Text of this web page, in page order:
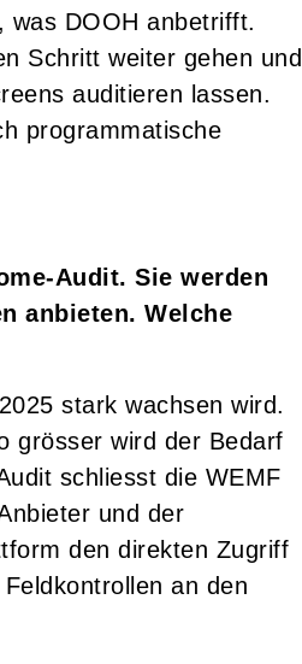
was DOOH anbetrifft.
Schritt weiter gehen und
auditieren lassen.
programmatische
Audit. Sie werden
anbieten. Welche
stark wachsen wird.
grösser wird der Bedarf
schliesst die WEMF
und der
den direkten Zugriff
an den